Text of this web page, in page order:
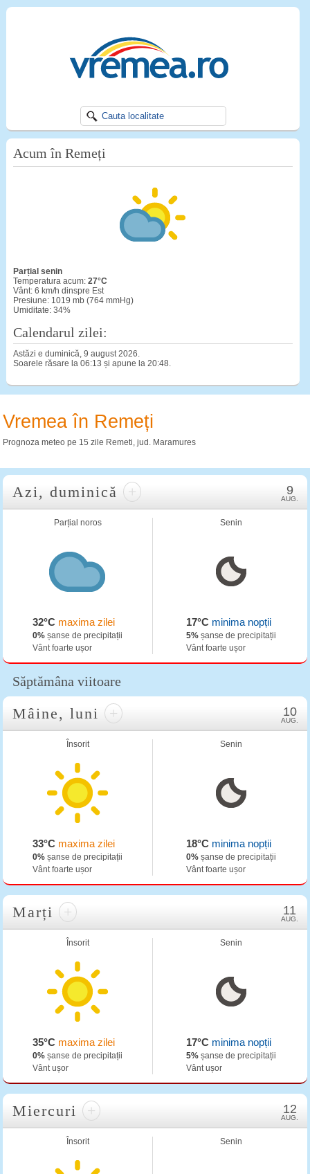
Acum în Remeți
Parțial senin
Temperatura acum: 27°C
Vânt: 6 km/h dinspre Est
Presiune: 1019 mb (764 mmHg)
Umiditate: 34%
Calendarul zilei:
Astăzi e duminică, 9 august 2026.
Soarele răsare la 06:13 și apune la 20:48.
Vremea în Remeți
Prognoza meteo pe 15 zile Remeti, jud. Maramures
Azi, duminică + 9
AUG.
Parțial noros
32°C maxima zilei
0% șanse de precipitații
Vânt foarte ușor
Senin
17°Cminima nopții
5%șanse de precipitații
Vânt foarte ușor
Săptămâna viitoare
Mâine, luni + 10
AUG.
Însorit
33°C maxima zilei
0% șanse de precipitații
Vânt foarte ușor
Senin
18°Cminima nopții
0%șanse de precipitații
Vânt foarte ușor
Marți + 11
AUG.
Însorit
35°C maxima zilei
0% șanse de precipitații
Vânt ușor
Senin
17°Cminima nopții
5%șanse de precipitații
Vânt ușor
Miercuri + 12
AUG.
Însorit Senin